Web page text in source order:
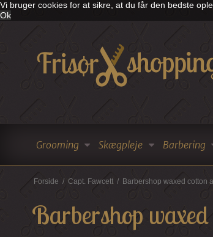
Vi bruger cookies for at sikre, at du får den bedste
Ok
Grooming Skægpleje Barbering
Forside / Capt. Fawcett / Barbershop waxed cotton
Barbershop